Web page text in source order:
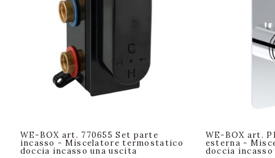
WE-BOX art. 770655 Set parte
incasso - Miscelatore termostatico
doccia incasso una uscita
WE-BOX art.
esterna -
doccia